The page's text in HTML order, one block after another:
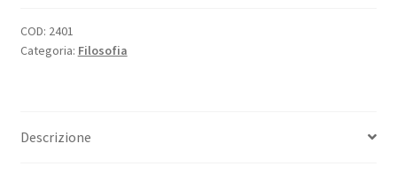
dans
ses
philosophie
COD: 2401
Categoria: Filosofia
Descrizione